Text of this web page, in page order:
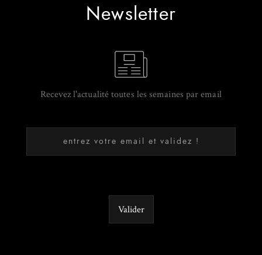
Newsletter
Recevez l'actualité toutes les semaines par email